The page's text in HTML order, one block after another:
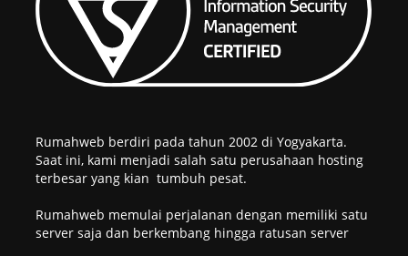
Rumahweb berdiri pada tahun 2002 di Yogyakarta.
Saat ini, kami menjadi salah satu perusahaan hosting
terbesar yang kian tumbuh pesat.
Rumahweb memulai perjalanan dengan memiliki satu
server saja dan berkembang hingga ratusan server